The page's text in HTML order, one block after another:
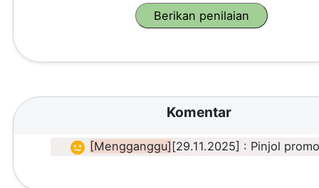
Komentar
[Mengganggu] [29.11.2025] : Pinjol